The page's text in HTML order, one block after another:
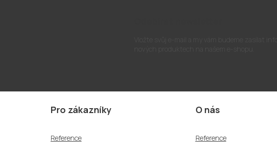
Z
Pro zákazníky
Reference
O nás
Reference